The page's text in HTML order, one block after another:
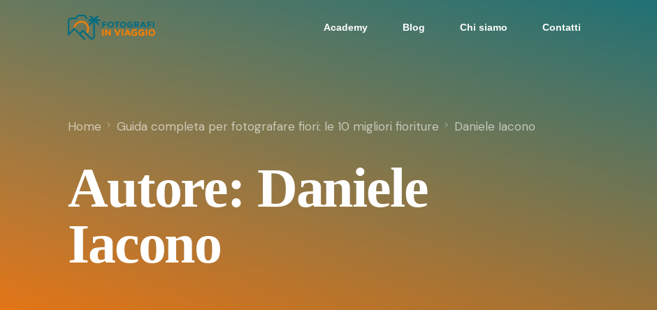
Academy Blog Chi siamo Contatti
Home Guida completa per fotografare fiori: le 10 migliori fioriture Daniele Iacono
Autore: Daniele
Iacono